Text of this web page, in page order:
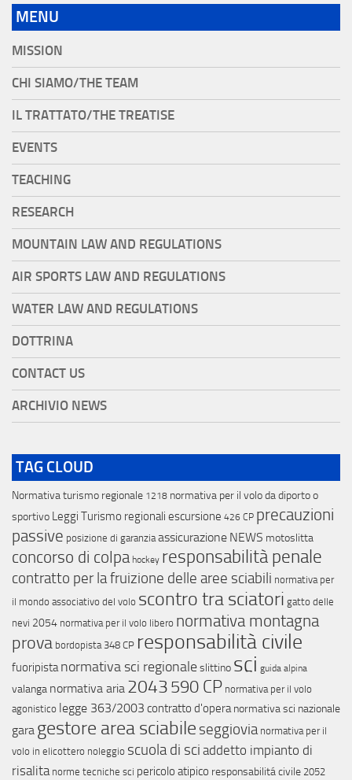
MENU
MISSION
CHI SIAMO/THE TEAM
IL TRATTATO/THE TREATISE
EVENTS
TEACHING
RESEARCH
MOUNTAIN LAW AND REGULATIONS
AIR SPORTS LAW AND REGULATIONS
WATER LAW AND REGULATIONS
DOTTRINA
CONTACT US
ARCHIVIO NEWS
TAG CLOUD
Normativa turismo regionale 1218 normativa per il volo da diporto o
sportivo Leggi Turismo regionali escursione 426 CP precauzioni
passive posizione di garanzia assicurazione NEWS motoslitta
concorso di colpa hockey responsabilità penale
contratto per la fruizione delle aree sciabili normativa per
il mondo associativo del volo scontro tra sciatori gatto delle
nevi 2054 normativa per il volo libero normativa montagna
prova bordopista 348 CP responsabilità civile
fuoripista normativa sci regionaleslittino sci guida alpina
valanga normativa aria 2043590 CP normativa per il volo
agonistico legge 363/2003 contratto d'opera normativa sci nazionale
gara gestore area sciabile seggiovia normativa per il
volo in elicottero noleggio scuola di sci addetto impianto di
risalita norme tecniche sci pericolo atipico responsabilitá civile 2052